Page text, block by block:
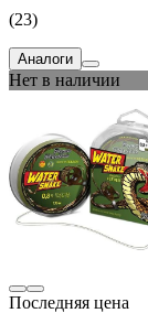
(23)
Аналоги
Нет в наличии
Последняя цена